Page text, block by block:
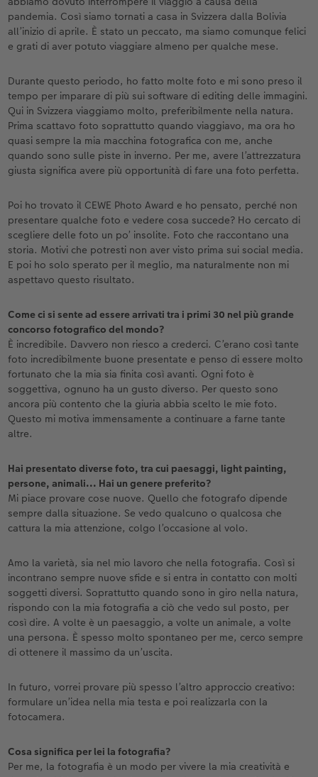
Accessori
Novità
pandemia. Così siamo tornati a casa in Svizzera dalla Bolivia
all’inizio di aprile. È stato un peccato, ma siamo comunque felici
e grati di aver potuto viaggiare almeno per qualche mese.
Durante questo periodo, ho fatto molte foto e mi sono preso il
tempo per imparare di più sui software di editing delle immagini.
Qui in Svizzera viaggiamo molto, preferibilmente nella natura.
Prima scattavo foto soprattutto quando viaggiavo, ma ora ho
quasi sempre la mia macchina fotografica con me, anche
quando sono sulle piste in inverno. Per me, avere l’attrezzatura
giusta significa avere più opportunità di fare una foto perfetta.
Poi ho trovato il CEWE Photo Award e ho pensato, perché non
presentare qualche foto e vedere cosa succede? Ho cercato di
scegliere delle foto un po’ insolite. Foto che raccontano una
storia. Motivi che potresti non aver visto prima sui social media.
E poi ho solo sperato per il meglio, ma naturalmente non mi
aspettavo questo risultato.
Come ci si sente ad essere arrivati tra i primi 30 nel più grande
concorso fotografico del mondo?
È incredibile. Davvero non riesco a crederci. C’erano così tante
foto incredibilmente buone presentate e penso di essere molto
fortunato che la mia sia finita così avanti. Ogni foto è
soggettiva, ognuno ha un gusto diverso. Per questo sono
ancora più contento che la giuria abbia scelto le mie foto.
Questo mi motiva immensamente a continuare a farne tante
altre.
Hai presentato diverse foto, tra cui paesaggi, light painting,
persone, animali... Hai un genere preferito?
Mi piace provare cose nuove. Quello che fotografo dipende
sempre dalla situazione. Se vedo qualcuno o qualcosa che
cattura la mia attenzione, colgo l’occasione al volo.
Amo la varietà, sia nel mio lavoro che nella fotografia. Così si
incontrano sempre nuove sfide e si entra in contatto con molti
soggetti diversi. Soprattutto quando sono in giro nella natura,
rispondo con la mia fotografia a ciò che vedo sul posto, per
così dire. A volte è un paesaggio, a volte un animale, a volte
una persona. È spesso molto spontaneo per me, cerco sempre
di ottenere il massimo da un’uscita.
In futuro, vorrei provare più spesso l’altro approccio creativo:
formulare un’idea nella mia testa e poi realizzarla con la
fotocamera.
Cosa significa per lei la fotografia?
Per me, la fotografia è un modo per vivere la mia creatività e